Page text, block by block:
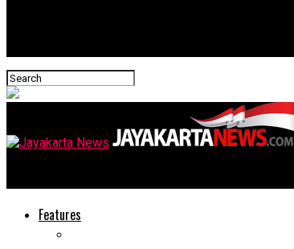
Features